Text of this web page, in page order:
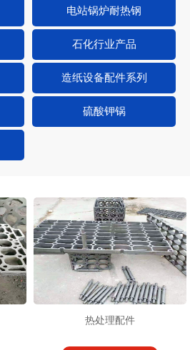
电站锅炉耐热钢
石化行业产品
造纸设备配件系列
硫酸钾锅
热处理配件